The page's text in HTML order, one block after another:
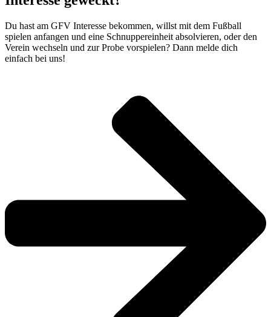
Du hast am GFV Interesse bekommen, willst mit dem Fußball
spielen anfangen und eine Schnuppereinheit absolvieren, oder den
Verein wechseln und zur Probe vorspielen? Dann melde dich
einfach bei uns!